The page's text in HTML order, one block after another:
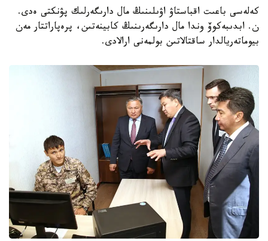
كەلەسى باعىت اقباستاۋ اۋىلىنىڭ مال دارىگەرلىك پۋنكتى ەدى.
ن. ابدىبەكوۆ وندا مال دارىگەرىنىڭ كابينەتىن، پرەپاراتتار مەن
بيوماتەريالدار ساقتالاتىن بولمەنى ارالادى.